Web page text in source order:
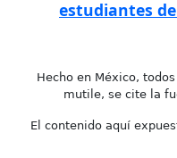
estudiantes
Hecho en México,
mutile, se cite la
El contenido aquí